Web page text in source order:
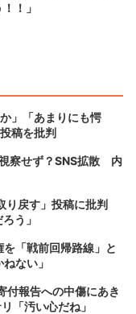
！」
」「あまりにも愕
稿を批判
察せず？SNS拡散 内
り戻す」投稿に批判
う」
「戦前回帰路線」と
ない」
報告への中傷にあき
「汚い心だね」